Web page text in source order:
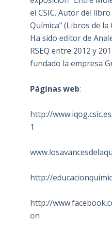
el CSIC. Autor del
Química" (Libros de la
Ha sido editor de
RSEQ entre 2012 y
fundado la empresa
Páginas web:
http://
1
http://
http://
on